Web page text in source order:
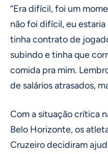
“Era difícil, foi um
não foi difícil, eu
tinha contrato de
subindo e tinha que
comida pra mim.
de salários atrasados,
Com a situação crítica
Belo Horizonte, os
Cruzeiro decidiram